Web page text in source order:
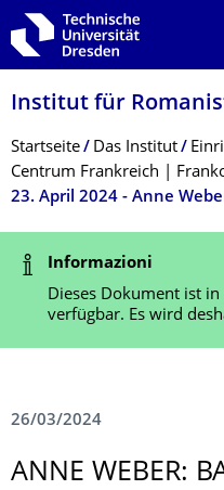
Zur Hauptnavigation springen
Zur Suche springen
Zum Inhalt springen
Institut für
Breadcrumb-Menü
Startseite Das Institut
Centrum Frankreich |
23. April 2024 - Anne
Statusmeldung
Informazioni
Dieses Dokument ist
verfügbar. Es wird
26/03/2024
ANNE WEBER: